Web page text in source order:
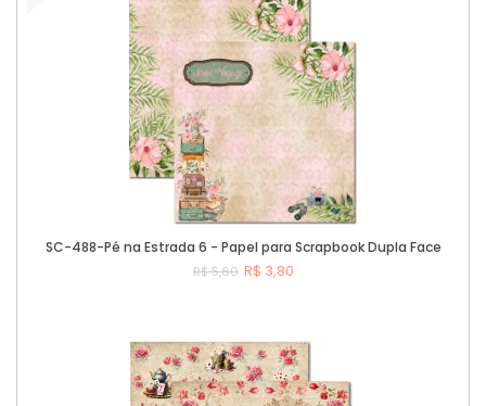
SC-488-Pé na Estrada 6 - Papel para Scrapbook Dupla Face
R$ 5,60 R$ 3,80